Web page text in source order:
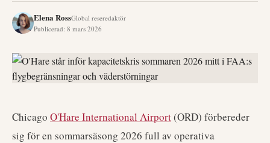
Elena RossGlobal reseredaktör
Publicerad: 8 mars 2026
Chicago O'Hare International Airport(ORD) förbereder
sig för en sommarsäsong 2026 full av operativa